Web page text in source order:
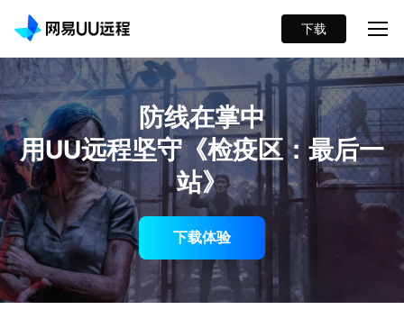
下载
防线在掌中
用UU远程坚守《检疫区：最后一
站》
下载体验